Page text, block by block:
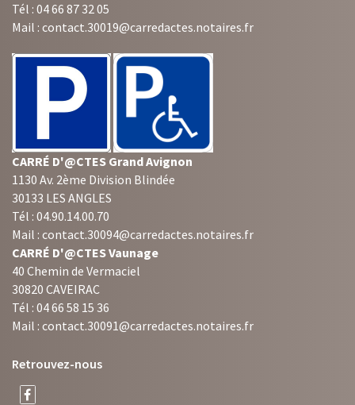
Tél : 04 66 87 32 05
Mail : contact.30019@carredactes.notaires.fr
CARRÉ D'@CTES Grand Avignon
1130 Av. 2ème Division Blindée
30133 LES ANGLES
Tél : 04.90.14.00.70
Mail : contact.30094@carredactes.notaires.fr
CARRÉ D'@CTES Vaunage
40 Chemin de Vermaciel
30820 CAVEIRAC
Tél : 04 66 58 15 36
Mail : contact.30091@carredactes.notaires.fr
Retrouvez-nous